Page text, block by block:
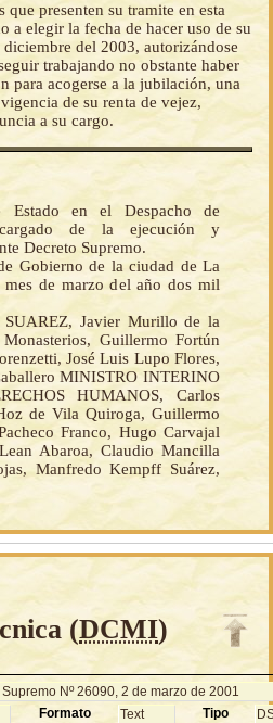
que presenten su tramite en esta
a elegir la fecha de hacer uso de su
del 2003, autorizándose
trabajando no obstante haber
para acogerse a la jubilación, una
de su renta de vejez,
a su cargo.
en el Despacho de
de la ejecución y
Decreto Supremo.
Gobierno de la ciudad de La
de marzo del año dos mil
Javier Murillo de la
Guillermo Fortún
José Luis Lupo Flores,
MINISTRO INTERINO
HUMANOS, Carlos
de Vila Quiroga, Guillermo
Franco, Hugo Carvajal
Abaroa, Claudio Mancilla
Manfredo Kempff Suárez,
(DCMI)
Nº 26090, 2 de marzo de 2001
Formato Text Tipo